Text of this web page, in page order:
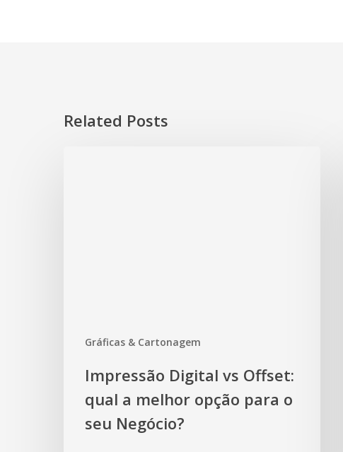
Related Posts
Gráficas & Cartonagem
Impressão Digital vs Offset:
qual a melhor opção para o
seu Negócio?